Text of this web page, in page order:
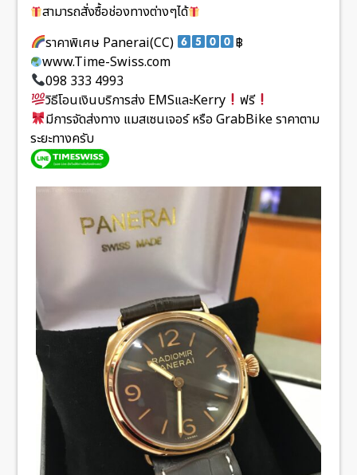
สามารถสั่งซื้อช่องทางต่างๆได้
ราคาพิเศษ Panerai(CC)
฿
www.Time-Swiss.com
098 333 4993
วิธีโอนเงินบริการส่ง EMSและKerry
ฟรี
มีการจัดส่งทาง แมสเซนเจอร์ หรือ GrabBike ราคาตาม
ระยะทางครับ